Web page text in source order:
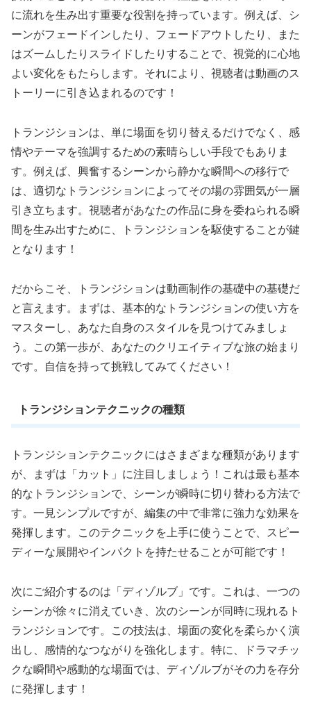
に流れを生み出す重要な役割を持っています。例えば、シ
ーンがフェードインしたり、フェードアウトしたり、また
はズームしたりスライドしたりすることで、視覚的に心地
よい変化をもたらします。それにより、視聴者は動画のス
トーリーに引き込まれるのです！
トランジションは、単に場面を切り替えるだけでなく、感
情やテーマを強調するための素晴らしい手段でもありま
す。例えば、興奮するシーンから静かな瞬間への移行で
は、適切なトランジションによってその場の雰囲気が一層
引き立ちます。視聴者があなたの作品に身を委ねられる瞬
間を生み出すために、トランジションを駆使することが鍵
となります！
だからこそ、トランジションは動画制作の基礎中の基礎だ
と言えます。まずは、基本的なトランジションの使い方を
マスターし、あなた自身のスタイルを見つけてみましょ
う。この第一歩が、あなたのクリエイティブな旅の始まり
です。自信を持って挑戦してみてください！
トランジションテクニックの種類
トランジションテクニックにはさまざまな種類があります
が、まずは「カット」に注目しましょう！これは最も基本
的なトランジションで、シーンが瞬時に切り替わる方法で
す。一見シンプルですが、編集の中で非常に強力な効果を
発揮します。このテクニックを上手に使うことで、スピー
ディーな展開やインパクトを持たせることが可能です！
次にご紹介するのは「ディゾルブ」です。これは、一つの
シーンが徐々に消えていき、次のシーンが同時に現れるト
ランジションです。この技法は、場面の変化を柔らかく演
出し、感情的なつながりを強化します。特に、ドラマチッ
クな瞬間や感動的な場面では、ディゾルブがその力を存分
に発揮します！